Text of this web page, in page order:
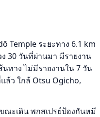
Temple ระยะทาง 6.1 km
30 วันที่ผ่านมา มีรายงาน
นทาง ไม่มีรายงานใน 7 วัน
ล้ว ใกล้ Otsu Ogicho,
ณะเดิน พกสเปรย์ป้องกันหมี